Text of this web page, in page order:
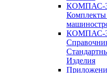
КОМПАС-
Комплекты
КОМПАС-
Изделия